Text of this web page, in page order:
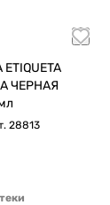
ЧЕРНАЯ
мл
28813